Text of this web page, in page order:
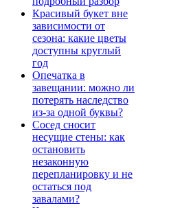
Красивый букет вне
зависимости от
сезона: какие цветы
доступны круглый
год
Опечатка в
завещании: можно ли
потерять наследство
из-за одной буквы?
Сосед сносит
несущие стены: как
остановить
незаконную
перепланировку и не
остаться под
завалами?